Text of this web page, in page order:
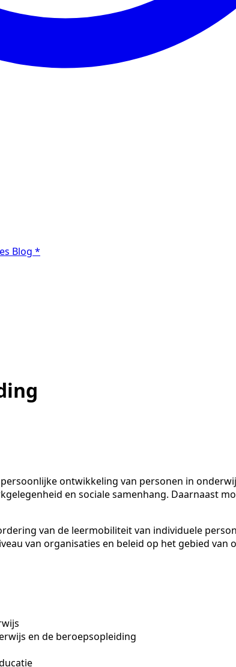
Blog *
ontwikkeling van personen in
en sociale samenhang. Daarnaast
van de leermobiliteit van individuele
van organisaties en beleid op het gebied van
en de beroepsopleiding